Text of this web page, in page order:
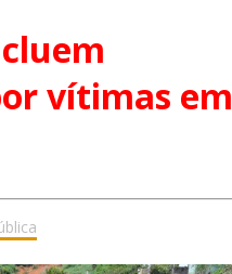
vítimas em